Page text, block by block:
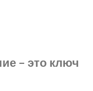
– это ключ